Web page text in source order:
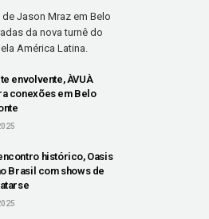
Jason Mraz em Belo
da nova turnê do
América Latina.
envolvente, ÀVUÀ
conexões em Belo
histórico, Oasis
Brasil com shows de